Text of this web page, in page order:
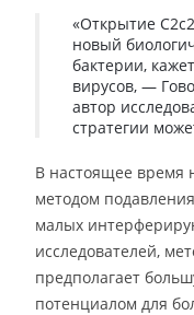
«Открытие
новый
бактерии,
вирусов, —
автор
стратегии
В настоящее время
методом
малых
исследователей,
предполагает
потенциалом для